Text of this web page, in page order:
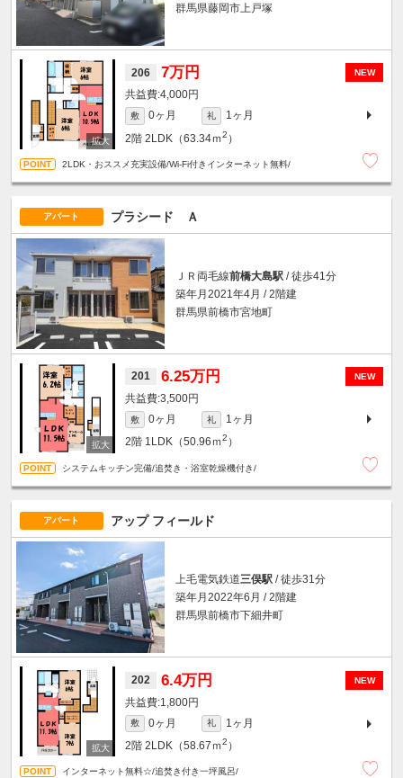
群馬県藤岡市上戸塚
NEW
206 7万円
4,000円
敷 0ヶ月 礼
1ヶ月
2階 2LDK（63.34ｍ2 ）
2LDK・おススメ充実設備/Wi-Fi付きインターネット無料/
アパート プラシード Ａ
ＪＲ両毛線前橋大島駅 / 徒歩41分
築年月2021年4月 / 2階建
群馬県前橋市宮地町
NEW
201 6.25万円
3,500円
敷 0ヶ月 礼
1ヶ月
2階 1LDK（50.96ｍ2 ）
システムキッチン完備/追焚き・浴室乾燥機付き/
アパート アップ フィールド
上毛電気鉄道三俣駅 / 徒歩31分
築年月2022年6月 / 2階建
群馬県前橋市下細井町
NEW
202 6.4万円
1,800円
敷 0ヶ月 礼
1ヶ月
2階 2LDK（58.67ｍ2 ）
インターネット無料☆/追焚き付き一坪風呂/